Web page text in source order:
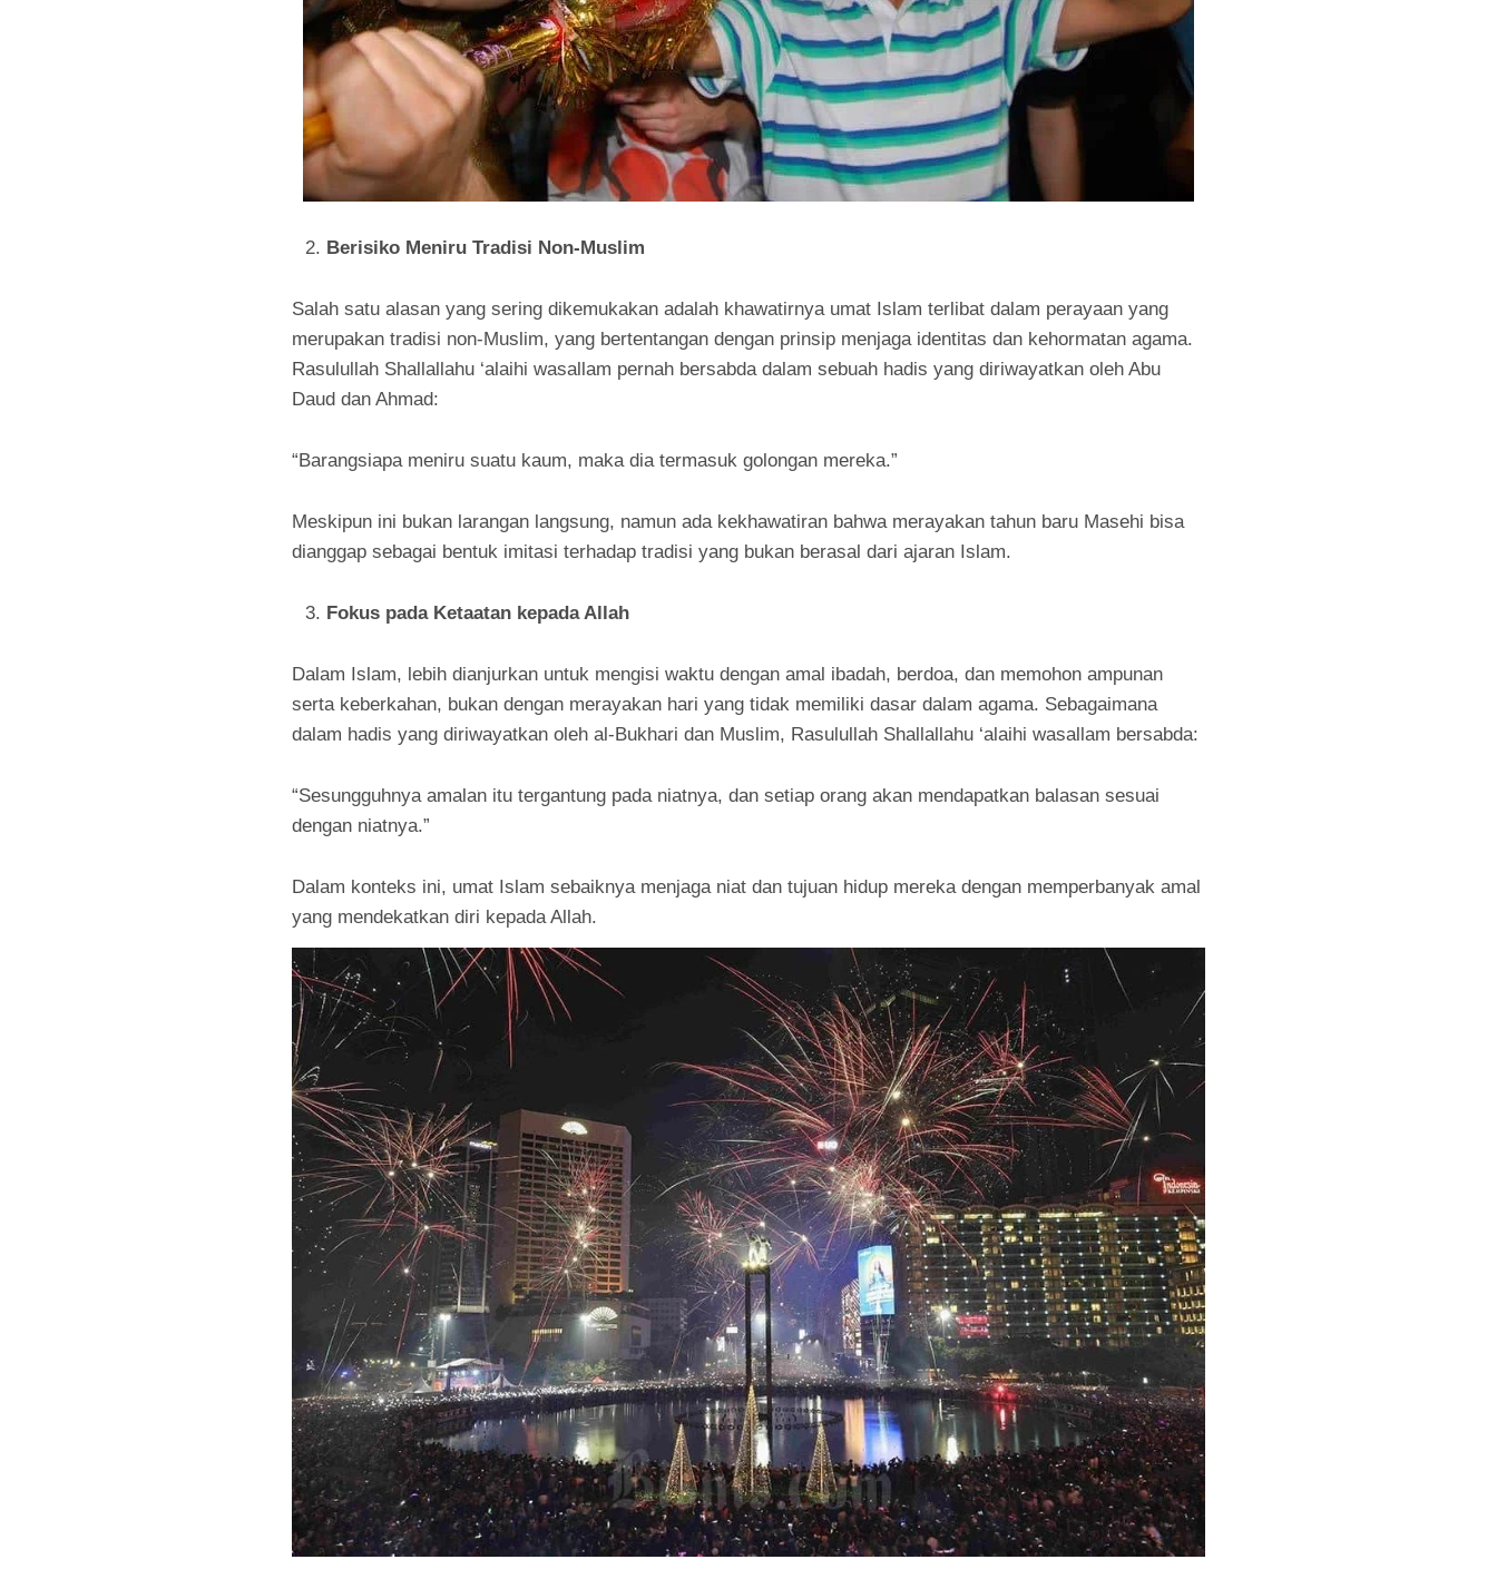
Berisiko Meniru Tradisi Non-Muslim
Salah satu alasan yang sering dikemukakan adalah khawatirnya umat Islam terlibat dalam perayaan yang
merupakan tradisi non-Muslim, yang bertentangan dengan prinsip menjaga identitas dan kehormatan agama.
Rasulullah Shallallahu ‘alaihi wasallam pernah bersabda dalam sebuah hadis yang diriwayatkan oleh Abu
Daud dan Ahmad:
“Barangsiapa meniru suatu kaum, maka dia termasuk golongan mereka.”
Meskipun ini bukan larangan langsung, namun ada kekhawatiran bahwa merayakan tahun baru Masehi bisa
dianggap sebagai bentuk imitasi terhadap tradisi yang bukan berasal dari ajaran Islam.
Fokus pada Ketaatan kepada Allah
Dalam Islam, lebih dianjurkan untuk mengisi waktu dengan amal ibadah, berdoa, dan memohon ampunan
serta keberkahan, bukan dengan merayakan hari yang tidak memiliki dasar dalam agama. Sebagaimana
dalam hadis yang diriwayatkan oleh al-Bukhari dan Muslim, Rasulullah Shallallahu ‘alaihi wasallam bersabda:
“Sesungguhnya amalan itu tergantung pada niatnya, dan setiap orang akan mendapatkan balasan sesuai
dengan niatnya.”
Dalam konteks ini, umat Islam sebaiknya menjaga niat dan tujuan hidup mereka dengan memperbanyak amal
yang mendekatkan diri kepada Allah.